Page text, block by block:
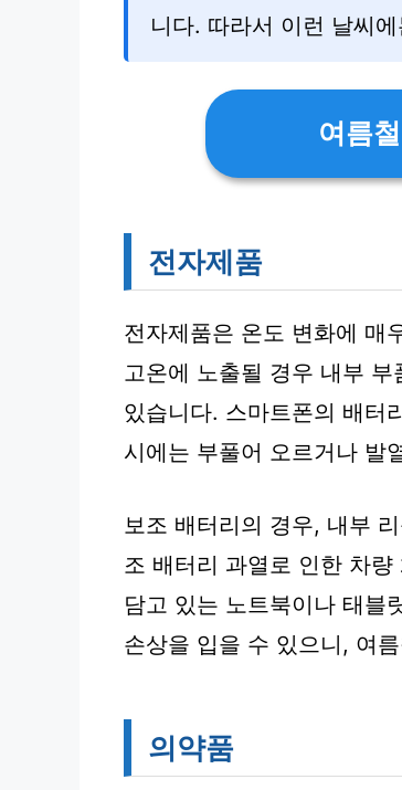
니다. 따라서 이런 날씨
여름
전자제품
전자제품은 온도 변화에 매
고온에 노출될 경우 내부
있습니다. 스마트폰의 배터
시에는 부풀어 오르거나 발
보조 배터리의 경우, 내부
조 배터리 과열로 인한 차
담고 있는 노트북이나 태블
손상을 입을 수 있으니, 여
의약품